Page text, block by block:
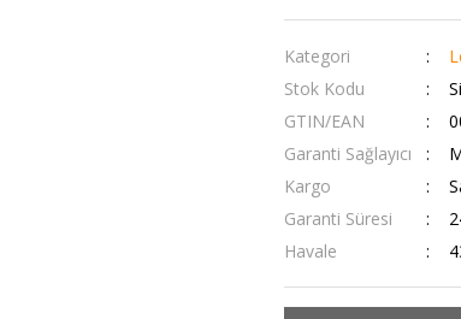
Kategori
Stok Kodu
GTIN/EAN
Garanti Sağlayıcı
Kargo
Garanti Süresi
Havale